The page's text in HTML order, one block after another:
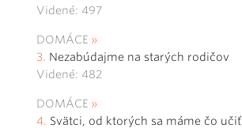
Videné: 497
DOMÁCE
Nezabúdajme na starých rodičov
Videné: 482
DOMÁCE
Svätci, od ktorých sa máme čo učiť